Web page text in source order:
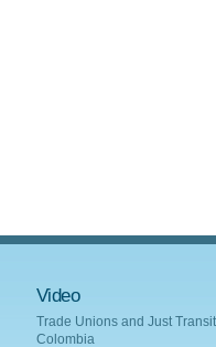
Video
Trade Unions and Just
Colombia